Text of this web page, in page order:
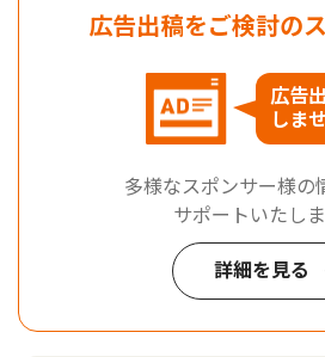
広告出稿をご検討の
広告
しま
多様なスポンサー様の
サポートいたしま
詳細を見る